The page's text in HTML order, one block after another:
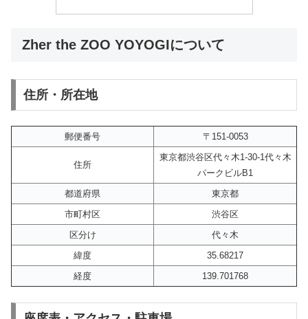
Zher the ZOO YOYOGIについて
住所・所在地
郵便番号 〒151-0053
住所
東京都渋谷区代々木1-30-1代々木
パークビルB1
都道府県
東京都
市町村区
渋谷区
区分け
代々木
緯度
35.68217
経度
139.701768